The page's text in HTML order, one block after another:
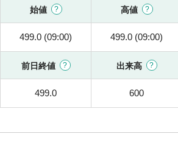
始値 高値
499.0 (09:00) 499.0 (09:00)
前日終値 出来高
499.0 600